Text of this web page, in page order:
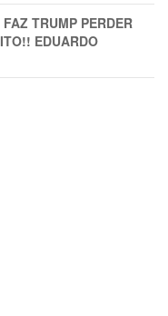
TRUMP PERDER
EDUARDO